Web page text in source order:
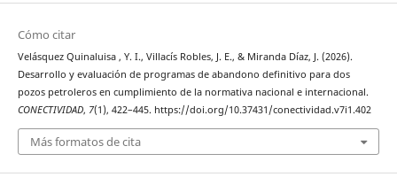
Cómo citar
Velásquez Quinaluisa , Y. I., Villacís Robles, J. E., & Miranda Díaz, J. (2026).
Desarrollo y evaluación de programas de abandono definitivo para dos
pozos petroleros en cumplimiento de la normativa nacional e internacional.
CONECTIVIDAD, 7(1), 422–445. https://doi.org/10.37431/conectividad.v7i1.402
Más formatos de cita